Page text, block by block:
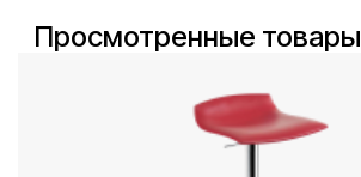
Просмотренные товары